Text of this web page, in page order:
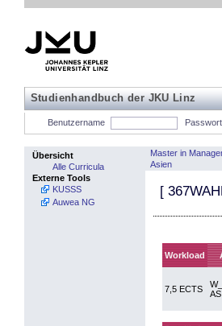
Studienhandbuch der JKU Linz
Benutzername Passwort
Übersicht
Alle Curricula
Externe Tools
KUSSS
Auwea NG
Master in
Asien
[
Workload
7,5 ECTS